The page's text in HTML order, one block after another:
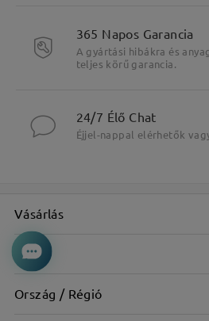
365 Napos Garancia
A gyártási hibákra és
teljes körű garancia.
24/7 Élő Chat
Éjjel-nappal elérhetők
Vásárlás
Cég
Ország / Régió